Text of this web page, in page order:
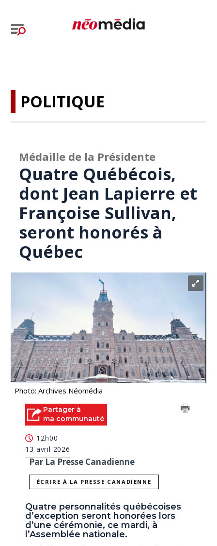
POLITIQUE
Médaille de la Présidente
Quatre Québécois,
dont Jean Lapierre et
Françoise Sullivan,
seront honorés à
Québec
Photo: Archives Néomédia
Partager à
ma communauté
12h00
13 avril 2026
Par La Presse Canadienne
ÉCRIRE À LA PRESSE CANADIENNE
Quatre personnalités québécoises
d’exception seront honorées lors
d’une cérémonie, ce mardi, à
l’Assemblée nationale.